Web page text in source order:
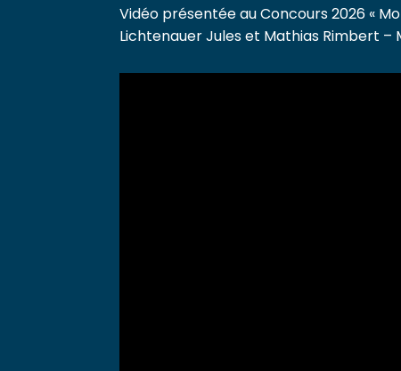
Vidéo présentée au Concours 2026 «
Lichtenauer Jules et Mathias Rimbert –